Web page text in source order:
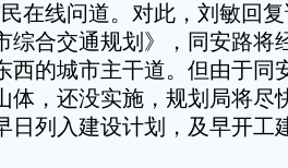
在线问道。对此，刘敏回
综合交通规划》，同安路将
西的城市主干道。但由于同
体，还没实施，规划局将尽
日列入建设计划，及早开工